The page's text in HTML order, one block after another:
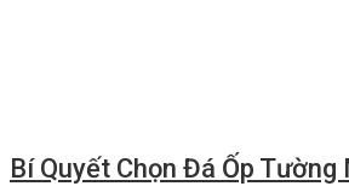
Bí Quyết Chọn Đá Ốp